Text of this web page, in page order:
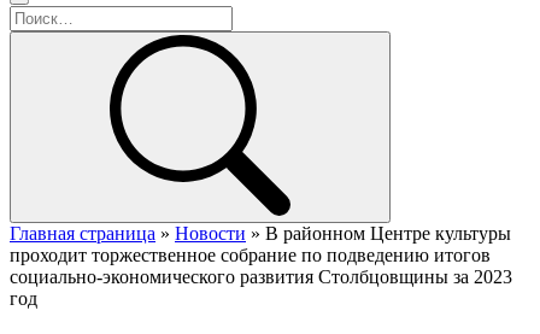
Главная страница » Новости » В районном Центре культуры
проходит торжественное собрание по подведению итогов
социально-экономического развития Столбцовщины за 2023
год